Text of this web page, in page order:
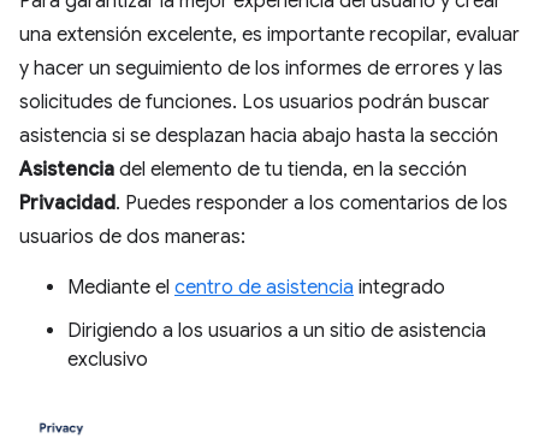
una extensión excelente, es importante recopilar, evaluar
y hacer un seguimiento de los informes de errores y las
solicitudes de funciones. Los usuarios podrán buscar
asistencia si se desplazan hacia abajo hasta la sección
Asistencia del elemento de tu tienda, en la sección
Privacidad. Puedes responder a los comentarios de los
usuarios de dos maneras:
Mediante el centro de asistencia integrado
Dirigiendo a los usuarios a un sitio de asistencia
exclusivo